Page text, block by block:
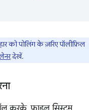
को पोलिंग के ज़रिए पॉलीफ़िल
देखें.